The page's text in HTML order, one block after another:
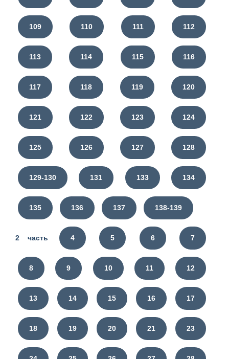
109 110 111 112
113 114 115 116
117 118 119 120
121 122 123 124
125 126 127 128
129-130 131 133 134
135 136 137 138-139
2 часть 4 5 6 7
8 9 10 11 12
13 14 15 16 17
18 19 20 21 23